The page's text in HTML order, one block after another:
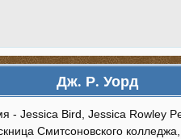
Дж. Р. Уорд
- Jessica Bird, Jessica Rowley
Смитсоновского